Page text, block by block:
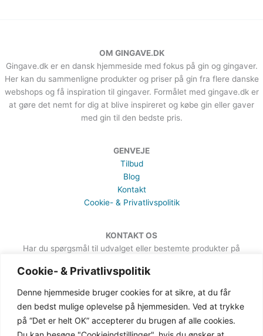
Cookie- & Privatlivspolitik
Denne hjemmeside bruger cookies for at sikre, at du får
den bedst mulige oplevelse på hjemmesiden. Ved at trykke
på “Det er helt OK” accepterer du brugen af alle cookies.
OM GINGAVE.DK
Gingave.dk er en dansk hjemmeside med fokus på gin og gingaver.
Her kan du sammenligne produkter og priser på gin fra flere danske
webshops og få inspiration til gingaver. Formålet med gingave.dk er
at gøre det nemt for dig at blive inspireret og købe gin eller gaver
med gin til den bedste pris.
GENVEJE
Tilbud
Blog
Kontakt
Cookie- & Privatlivspolitik
KONTAKT OS
Har du spørgsmål til udvalget eller bestemte produkter på
kan du gøre via formularen på Kontakt-siden.